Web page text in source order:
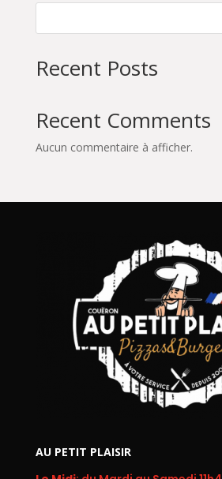
Recent Posts
Recent Comments
Aucun commentaire à afficher.
AU PETIT PLAISIR